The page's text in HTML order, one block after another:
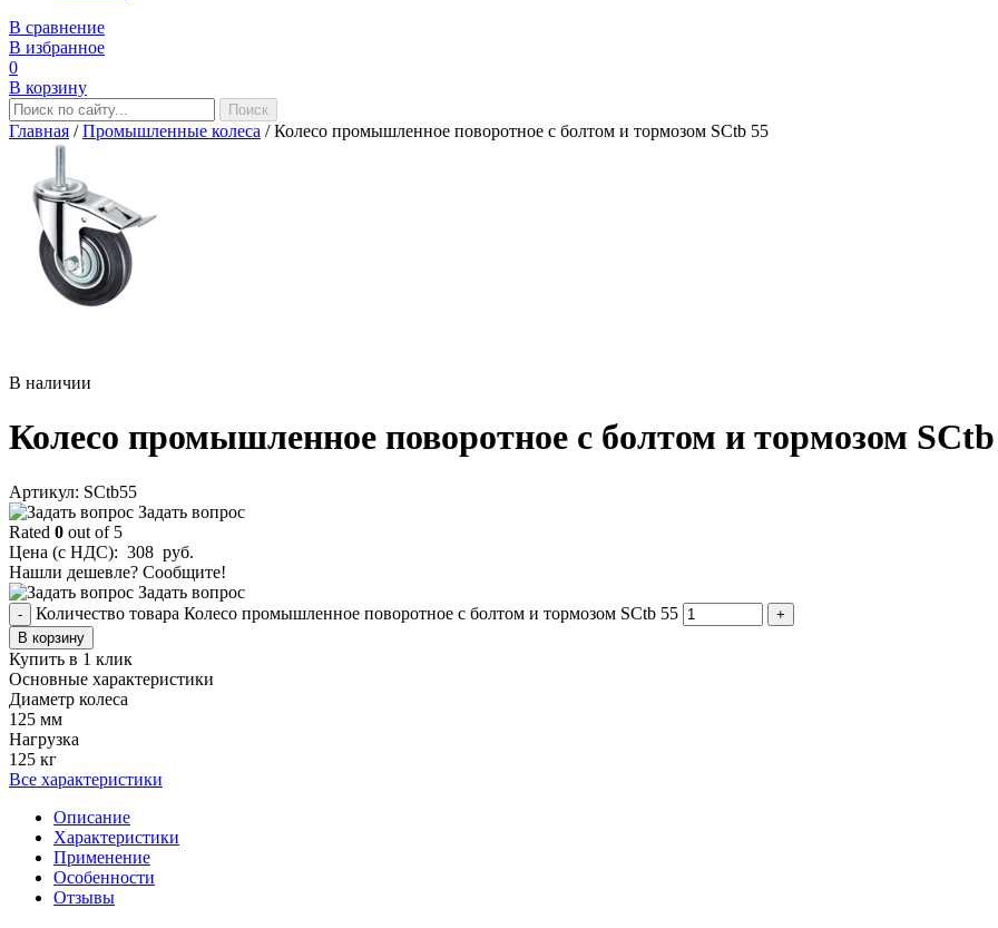
В сравнение
В избранное
0
В корзину
Главная /Промышленные колеса /Колесо промышленное поворотное с болтом и тормозом SCtb 55
В наличии
Колесо промышленное поворотное с болтом и тормозом
Aртикул: SCtb55
Задать вопрос
Rated 0 out of 5
Цена (с НДС): 308 руб.
Нашли дешевле? Сообщите!
Задать вопрос
- Количество товара Колесо промышленное поворотное с болтом и тормозом SCtb 55
+
В корзину
Купить в 1 клик
Основные характеристики
Диаметр колеса
125 мм
Нагрузка
125 кг
Все характеристики
Описание
Характеристики
Применение
Особенности
Отзывы